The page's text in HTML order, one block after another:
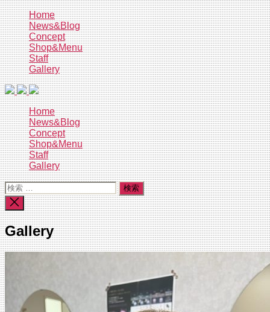
コ
ン
テ
ン
ツ
へ
ス
キ
ッ
プ
Home
News&Blog
Concept
Shop&Menu
Staff
Gallery
Home
News&Blog
Concept
Shop&Menu
Staff
Gallery
検
索
対
象:
検
索
を
閉
じ
Gallery